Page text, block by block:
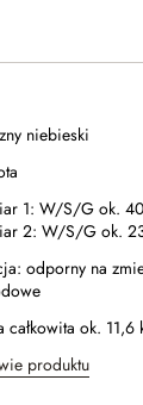
niebieski
1: W/S/G ok.
2: W/S/G ok.
odporny na
całkowita ok. 11,6
produktu